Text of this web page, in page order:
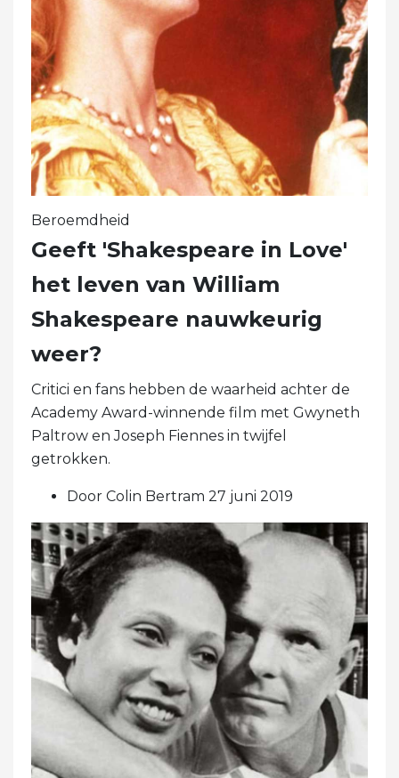
Beroemdheid
Geeft 'Shakespeare in Love'
het leven van William
Shakespeare nauwkeurig
weer?
Critici en fans hebben de waarheid achter de
Academy Award-winnende film met Gwyneth
Paltrow en Joseph Fiennes in twijfel
getrokken.
Door Colin Bertram 27 juni 2019